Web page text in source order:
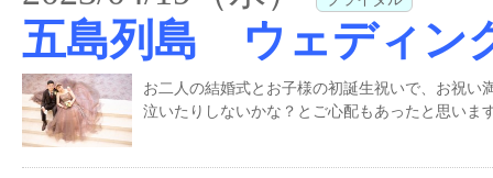
五島列島 ウェディン
お二人の結婚式とお子様の初誕生祝いで、お祝い
泣いたりしないかな？とご心配もあったと思いま